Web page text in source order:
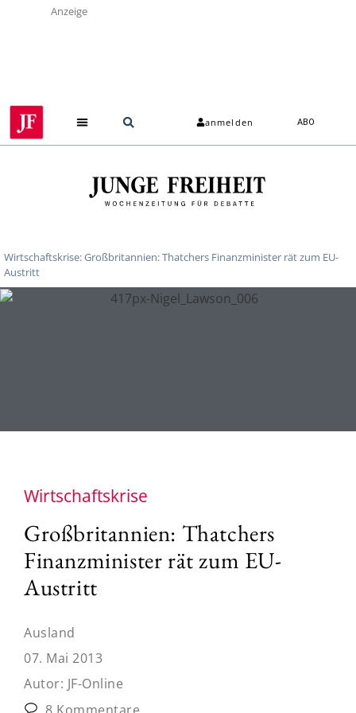
Anzeige
anmelden ABO
Wirtschaftskrise: Großbritannien: Thatchers Finanzminister rät zum EU-
Austritt
Wirtschaftskrise
Großbritannien: Thatchers
Finanzminister rät zum EU-
Austritt
Ausland
07. Mai 2013
Autor: JF-Online
8 Kommentare